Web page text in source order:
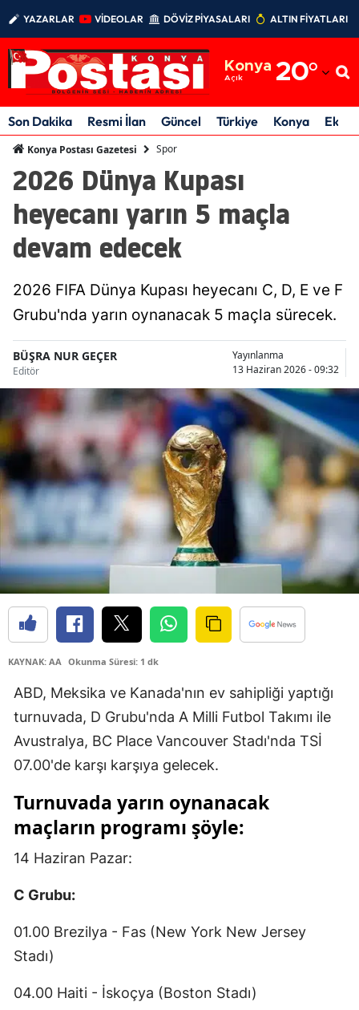
YAZARLAR VİDEOLAR DÖVİZ PİYASALARI ALTIN FİYATLARI
Konya
Açık 20°
Adıyaman
Afyonkarahisar
Amasya
Ankara
Aydın
Balıkesir
Bilecik
Bingöl
Bitlis
Bolu
Burdur
Bursa
Çanakkale
Çankırı
Çorum
Diyarbakır
Edirne
Erzincan
Erzurum
Giresun
Hakkari
Son Dakika Resmi İlan Güncel Türkiye Konya
Konya Postası Gazetesi Spor
2026 Dünya Kupası
heyecanı yarın 5 maçla
devam edecek
2026 FIFA Dünya Kupası heyecanı C, D, E ve F
Grubu'nda yarın oynanacak 5 maçla sürecek.
BÜŞRA NUR GEÇER
Editör
Yayınlanma
13 Haziran 2026 - 09:32
KAYNAK: AA Okunma Süresi: 1 dk
ABD, Meksika ve Kanada'nın ev sahipliği yaptığı
turnuvada, D Grubu'nda A Milli Futbol Takımı ile
Avustralya, BC Place Vancouver Stadı'nda TSİ
07.00'de karşı karşıya gelecek.
Turnuvada yarın oynanacak
maçların programı şöyle:
14 Haziran Pazar:
C Grubu:
01.00 Brezilya - Fas (New York New Jersey
Stadı)
04.00 Haiti - İskoçya (Boston Stadı)